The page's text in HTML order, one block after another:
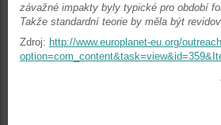
závažné impakty byly typické pro období
Takže standardní teorie by měla být
Zdroj: http://www.europlanet-eu.org/